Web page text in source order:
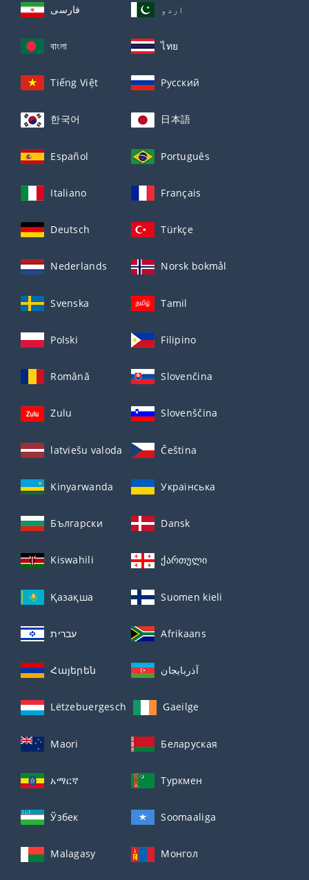
فارسی اردو
বাংলা ไทย
Tiếng Việt Русский
한국어 日本語
Español Português
Italiano Français
Deutsch Türkçe
Nederlands Norsk bokmål
Svenska Tamil
Polski Filipino
Română Slovenčina
Zulu Slovenščina
latviešu valoda Čeština
Kinyarwanda Українська
Български Dansk
Kiswahili ქართული
Қазақша Suomen kieli
עברית Afrikaans
Հայերեն آذربايجان
Lëtzebuergesch Gaeilge
Maori Беларуская
አማርኛ Туркмен
Ўзбек Soomaaliga
Malagasy Монгол